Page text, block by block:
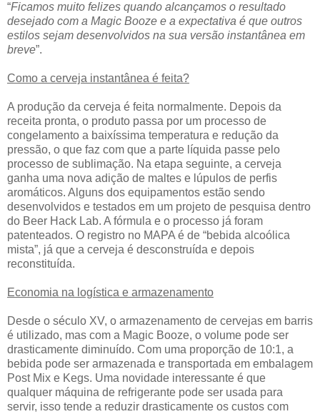
“Ficamos muito felizes quando alcançamos o resultado
desejado com a Magic Booze e a expectativa é que outros
estilos sejam desenvolvidos na sua versão instantânea em
breve”.
Como a cerveja instantânea é feita?
A produção da cerveja é feita normalmente. Depois da
receita pronta, o produto passa por um processo de
congelamento a baixíssima temperatura e redução da
pressão, o que faz com que a parte líquida passe pelo
processo de sublimação. Na etapa seguinte, a cerveja
ganha uma nova adição de maltes e lúpulos de perfis
aromáticos. Alguns dos equipamentos estão sendo
desenvolvidos e testados em um projeto de pesquisa dentro
do Beer Hack Lab. A fórmula e o processo já foram
patenteados. O registro no MAPA é de “bebida alcoólica
mista”, já que a cerveja é desconstruída e depois
reconstituída.
Economia na logística e armazenamento
Desde o século XV, o armazenamento de cervejas em barris
é utilizado, mas com a Magic Booze, o volume pode ser
drasticamente diminuído. Com uma proporção de 10:1, a
bebida pode ser armazenada e transportada em embalagem
Post Mix e Kegs. Uma novidade interessante é que
qualquer máquina de refrigerante pode ser usada para
servir, isso tende a reduzir drasticamente os custos com